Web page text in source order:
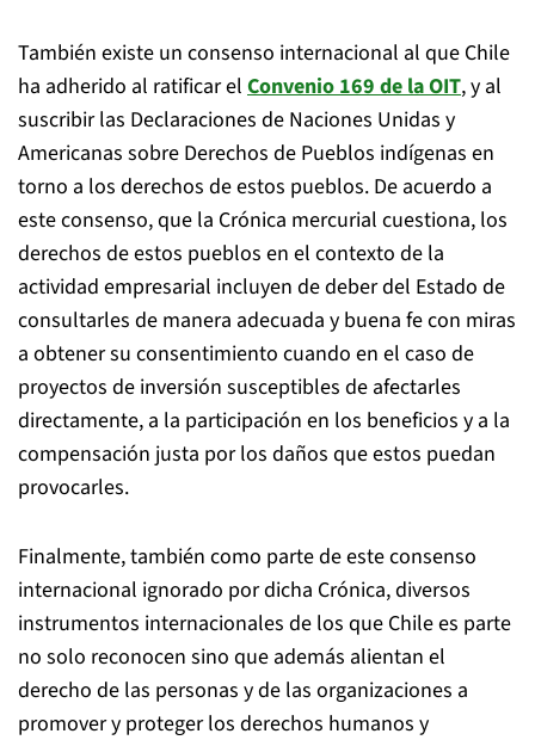
También existe un consenso internacional al que Chile
ha adherido al ratificar el Convenio 169 de la OIT, y al
suscribir las Declaraciones de Naciones Unidas y
Americanas sobre Derechos de Pueblos indígenas en
torno a los derechos de estos pueblos. De acuerdo a
este consenso, que la Crónica mercurial cuestiona, los
derechos de estos pueblos en el contexto de la
actividad empresarial incluyen de deber del Estado de
consultarles de manera adecuada y buena fe con miras
a obtener su consentimiento cuando en el caso de
proyectos de inversión susceptibles de afectarles
directamente, a la participación en los beneficios y a la
compensación justa por los daños que estos puedan
provocarles.
Finalmente, también como parte de este consenso
internacional ignorado por dicha Crónica, diversos
instrumentos internacionales de los que Chile es parte
no solo reconocen sino que además alientan el
derecho de las personas y de las organizaciones a
promover y proteger los derechos humanos y